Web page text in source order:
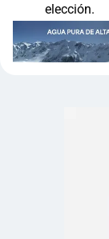
elección.